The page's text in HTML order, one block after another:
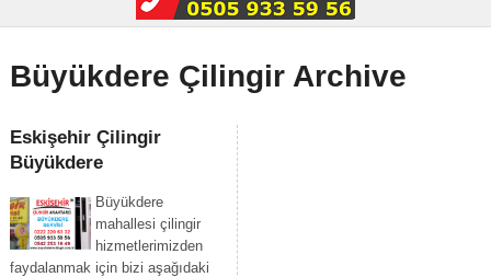
Büyükdere Çilingir Archive
Eskişehir Çilingir
Büyükdere
Büyükdere
mahallesi çilingir
hizmetlerimizden
faydalanmak için bizi aşağıdaki